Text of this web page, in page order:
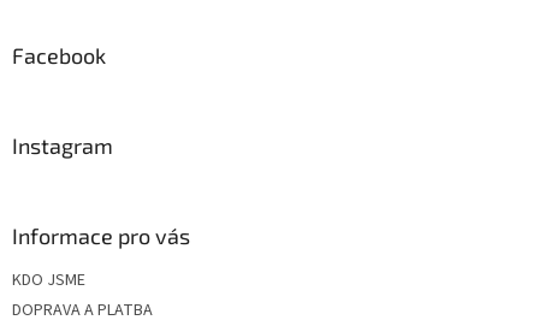
Facebook
Instagram
Informace pro vás
KDO JSME
DOPRAVA A PLATBA